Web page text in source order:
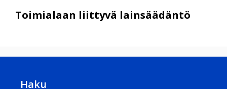
Toimialaan liittyvä lainsäädäntö
Haku